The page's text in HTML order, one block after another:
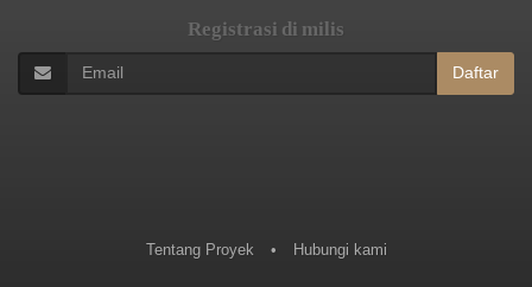
Registrasi di milis
Daftar
Tentang Proyek •
Hubungi kami